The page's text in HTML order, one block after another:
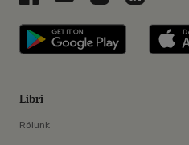
Libri
Libri
Rólunk